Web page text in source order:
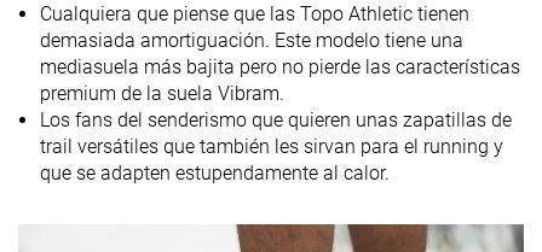
Técnica de
carrera
Medio/antepié Medio/antepié
Talón
Medio/
Talla
Tallan bien
mediasuela
Equilibrada
Normal Pequeña
Cualquiera que piense que las Topo Athletic tienen
demasiada amortiguación. Este modelo tiene una
mediasuela más bajita pero no pierde las características
premium de la suela Vibram.
Los fans del senderismo que quieren unas zapatillas de
trail versátiles que también les sirvan para el running y
que se adapten estupendamente al calor.